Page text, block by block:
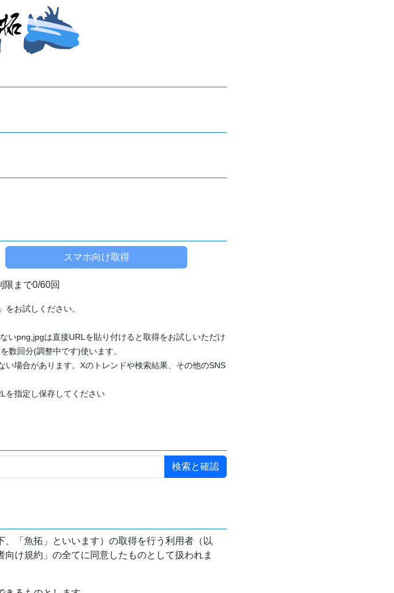
限まで0/60回
お試しください。
いpng,jpgは直接URLを貼り付けると取得をお試しいただけ
数回分(調整中です)使います。
場合があります。Xのトレンドや検索結果、その他のSNS
を指定し保存してください
、「魚拓」といいます）の取得を行う利用者（以
け規約」の全てに同意したものとして扱われま